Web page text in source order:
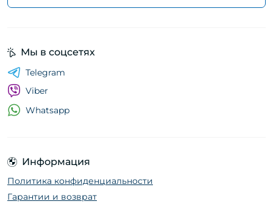
Информация
Политика конфиденциальности
Гарантии и возврат
Мы в соцсетях
Telegram
Viber
Whatsapp